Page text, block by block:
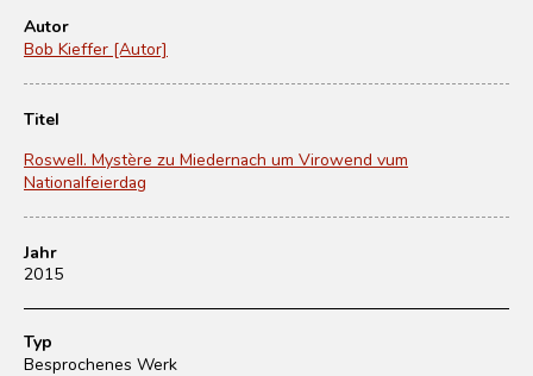
Autor
Bob Kieffer [Autor]
Titel
Roswell. Mystère zu Miedernach um Virowend vum
Nationalfeierdag
Jahr
2015
Typ
Besprochenes Werk